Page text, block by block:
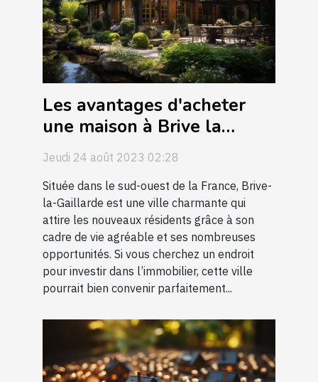
Les avantages d'acheter
une maison à Brive la
Gaillarde
Jeudi 24 août 2023 02:28
Située dans le sud-ouest de la France, Brive-
la-Gaillarde est une ville charmante qui
attire les nouveaux résidents grâce à son
cadre de vie agréable et ses nombreuses
opportunités. Si vous cherchez un endroit
pour investir dans l’immobilier, cette ville
pourrait bien convenir parfaitement...